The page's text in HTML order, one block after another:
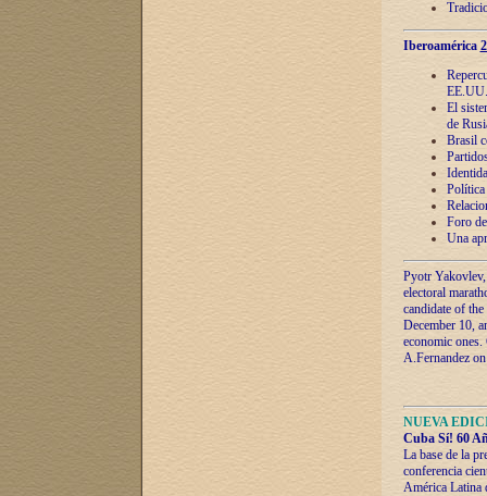
Iberoamérica
EE.UU.
El
de
Brasil
Política
Foro
Una
Pyotr
electoral
candidate of
December 10,
economic
A.Fernandez
NUEVA
Cuba Sí! 60
La base de la
conferencia
América Latina